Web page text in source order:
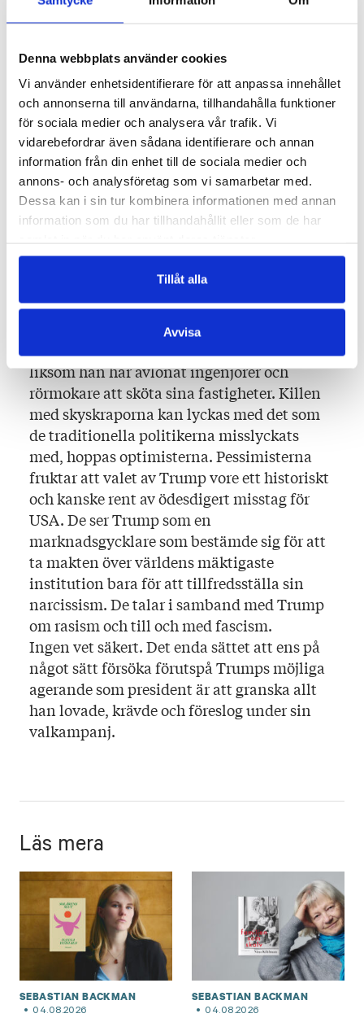
Denna webbplats använder cookies
Vi använder enhetsidentifierare för att anpassa innehållet
och annonserna till användarna, tillhandahålla funktioner
för sociala medier och analysera vår trafik. Vi
vidarebefordrar även sådana identifierare och annan
information från din enhet till de sociala medier och
annons- och analysföretag som vi samarbetar med.
Dessa kan i sin tur kombinera informationen med annan
information som du har tillhandahållit eller som de har
Tillåt alla
Avvisa
fundera på vad hans presidentskap skulle
betyda för USA
Optimisterna hoppas att Trump som
president kunde bli den som suveränt lyckas
förhandla fram de överenskommelser som
den i sina skyttegravar fastkörda
amerikanska politiken under de senaste
åren så väl skulle ha behövt. De vidhåller att
reklamslogans som helst. Och även om
Trump kanske inte känner till eller förstår
sig på politikens alla detaljer kan han ju
liksom han har avlönat ingenjörer och
rörmokare att sköta sina fastigheter. Killen
med skyskraporna kan lyckas med det som
de traditionella politikerna misslyckats
med, hoppas optimisterna. Pessimisterna
fruktar att valet av Trump vore ett historiskt
och kanske rent av ödesdigert misstag för
USA. De ser Trump som en
marknadsgycklare som bestämde sig för att
ta makten över världens mäktigaste
institution bara för att tillfredsställa sin
narcissism. De talar i samband med Trump
om rasism och till och med fascism.
Ingen vet säkert. Det enda sättet att ens på
något sätt försöka förutspå Trumps möjliga
agerande som president är att granska allt
han lovade, krävde och föreslog under sin
valkampanj.
Läs mera
SEBASTIAN BACKMAN
04.08.2026
SEBASTIAN BACKMAN
04.08.2026